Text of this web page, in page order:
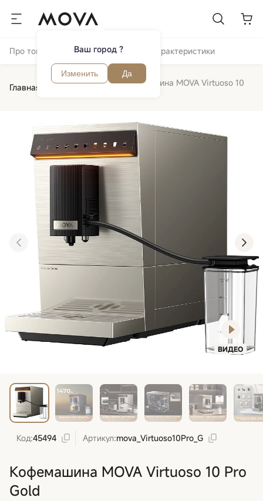
Ваш город ?
Изменить Да
Про товар Отзывы и вопросы Характеристики
Главная Кухня Кофемашины Кофемашина MOVA Virtuoso 10
‹ ›
ВИДЕО
Код:45494 Артикул:mova_Virtuoso10Pro_G
Кофемашина MOVA Virtuoso 10 Pro
Gold